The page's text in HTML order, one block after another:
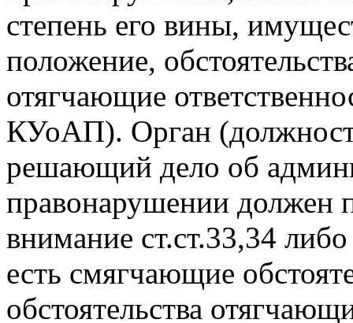
степень его вины,
положение,
отягчающие
КУоАП). Орган
решающий дело об
правонарушении должен
внимание ст.ст.33,34
есть смягчающие
обстоятельства